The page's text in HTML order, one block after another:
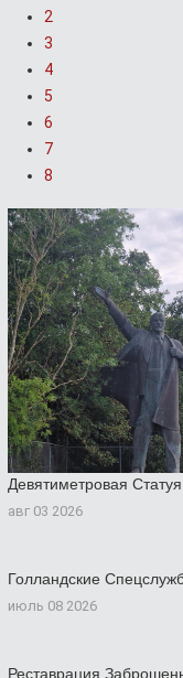
2
3
4
5
6
7
8
Девятиметровая
авг 03 2026
Голландские
июль 08 2026
Реставрация